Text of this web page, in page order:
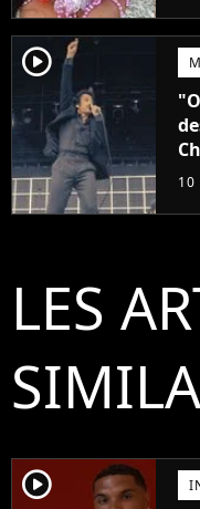
player2
LES
player2